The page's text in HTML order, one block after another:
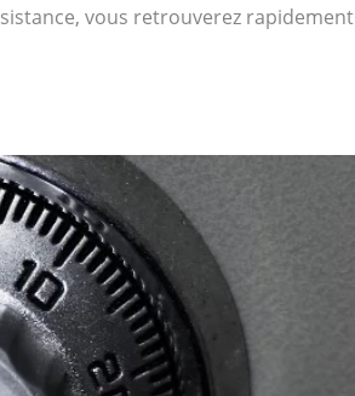
vous retrouverez rapidement